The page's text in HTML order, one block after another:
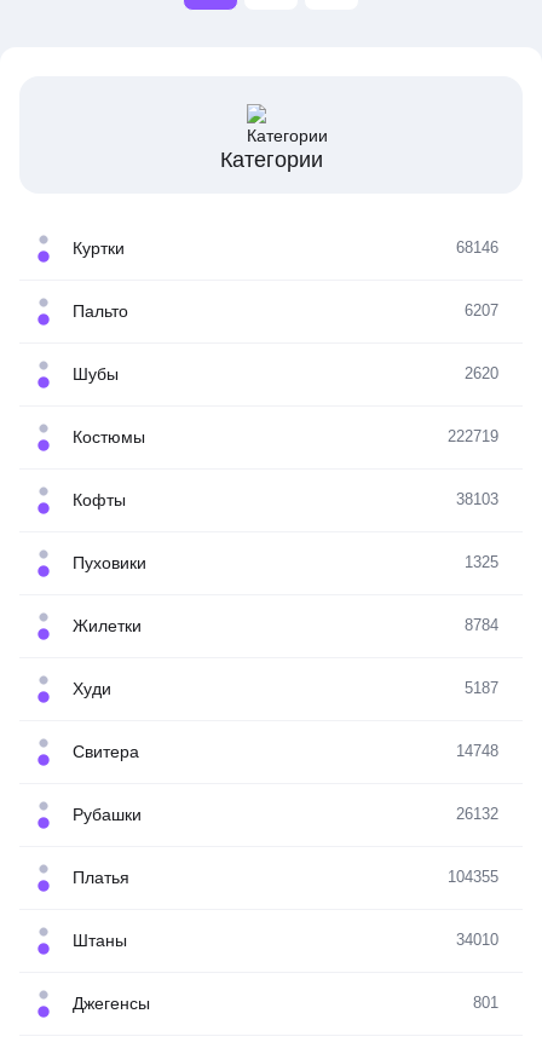
Категории
Куртки 68146
Пальто 6207
Шубы 2620
Костюмы 222719
Кофты 38103
Пуховики 1325
Жилетки 8784
Худи 5187
Свитера 14748
Рубашки 26132
Платья 104355
Штаны 34010
Джегенсы 801